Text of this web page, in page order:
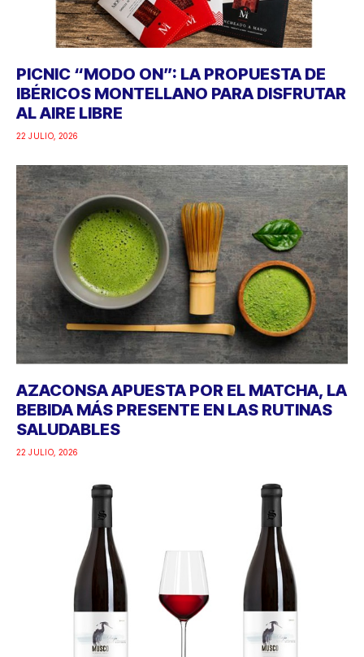
PICNIC “MODO ON”: LA PROPUESTA DE
IBÉRICOS MONTELLANO PARA DISFRUTAR
AL AIRE LIBRE
22 JULIO, 2026
AZACONSA APUESTA POR EL MATCHA, LA
BEBIDA MÁS PRESENTE EN LAS RUTINAS
SALUDABLES
22 JULIO, 2026